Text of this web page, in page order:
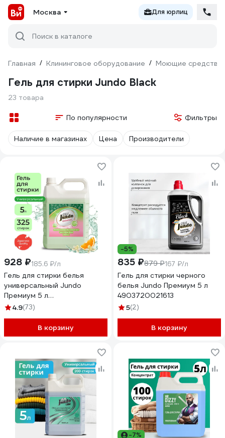
Москва Для юрлиц
Поиск в каталоге
Главная / Клининговое оборудование / Моющие средства
Гель для стирки Jundo Black
23 товара
По популярности Фильтры
Наличие в магазинах Цена Производители
928 ₽185.6 ₽/л
Гель для стирки белья
универсальный Jundo
Премиум 5 л
4903720021637
4.9(73)
В корзину
-5%
835 ₽879 ₽167 ₽/л
Гель для стирки черного
белья Jundo Премиум 5 л
4903720021613
5(2)
В корзину
-7%